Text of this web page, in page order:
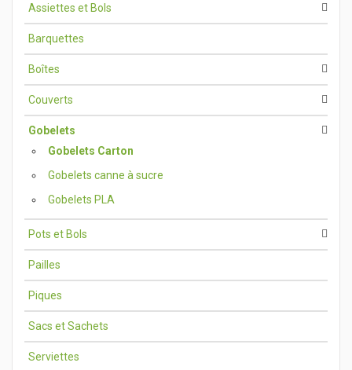
Assiettes et Bols
Barquettes
Boîtes
Couverts
Gobelets
Gobelets Carton
Gobelets canne à sucre
Gobelets PLA
Pots et Bols
Pailles
Piques
Sacs et Sachets
Serviettes